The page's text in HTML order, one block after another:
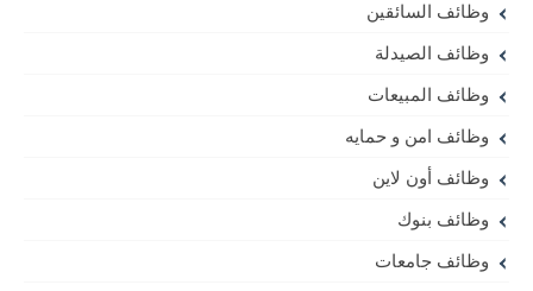
وظائف السائقين
وظائف الصيدلة
وظائف المبيعات
وظائف امن و حمايه
وظائف أون لاين
وظائف بنوك
وظائف جامعات